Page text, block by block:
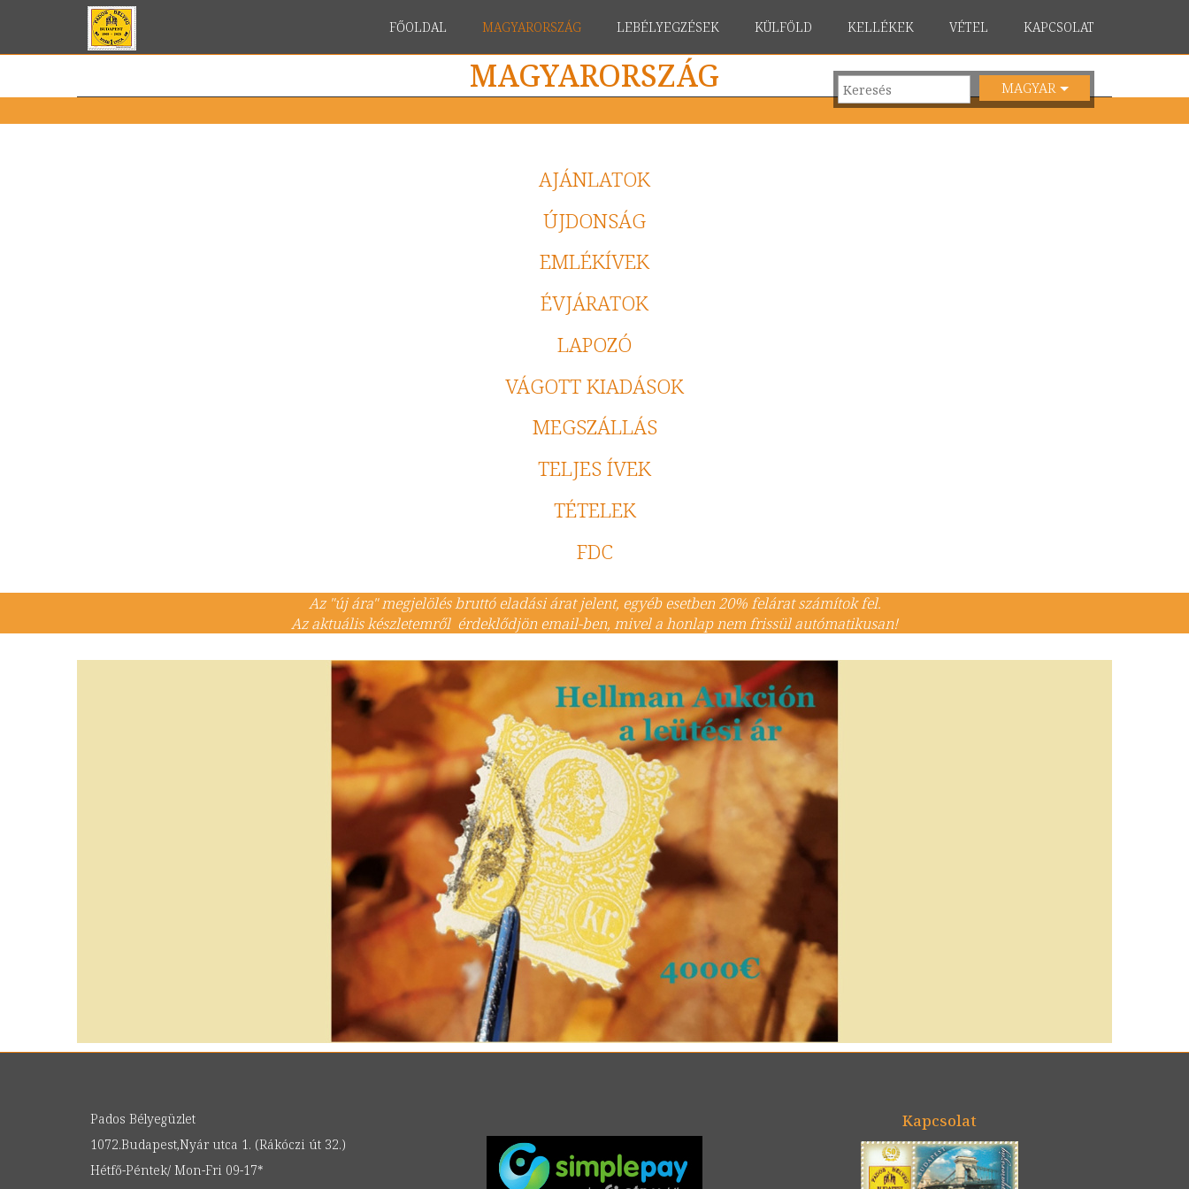
FŐOLDAL MAGYARORSZÁG LEBÉLYEGZÉSEK KÜLFÖLD KELLÉKEK VÉTEL KAPCSOLAT
MAGYAR
MAGYARORSZÁG
AJÁNLATOK
ÚJDONSÁG
EMLÉKÍVEK
ÉVJÁRATOK
LAPOZÓ
VÁGOTT KIADÁSOK
MEGSZÁLLÁS
TELJES ÍVEK
TÉTELEK
FDC
Az "új ára" megjelölés bruttó eladási árat jelent, egyéb esetben 20% felárat számítok fel.​
Az aktuális készletemről érdeklődjön email-ben, mivel a honlap nem frissül autómatikusan!
Pados Bélyegüzlet
1072.Budapest,Nyár utca 1. (Rákóczi út 32.)
Hétfő-Péntek/ Mon-Fri 09-17*
Kapcsolat